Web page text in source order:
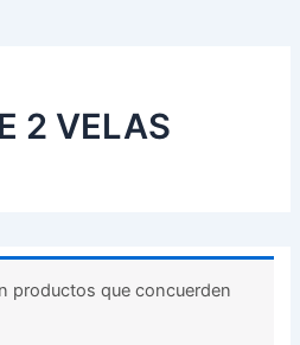
2 VELAS
productos que concuerden